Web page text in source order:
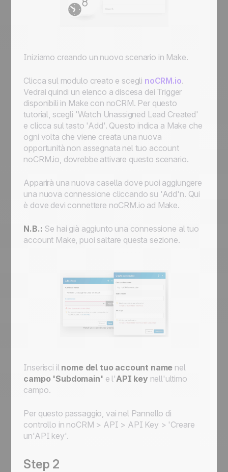
Iniziamo creando un nuovo scenario in Make.
Clicca sul modulo creato e scegli noCRM.io.
Vedrai quindi un elenco a discesa dei Trigger
disponibili in Make con noCRM. Per questo
tutorial, scegli 'Watch Unassigned Lead Created'
e clicca sul tasto 'Add'. Questo indica a Make che
ogni volta che viene creata una nuova
opportunità non assegnata nel tuo account
noCRM.io, dovrebbe attivare questo scenario.
Apparirà una nuova casella dove puoi aggiungere
una nuova connessione cliccando su 'Add'n. Qui
è dove devi connettere noCRM.io ad Make.
N.B.: Se hai già aggiunto una connessione al tuo
account Make, puoi saltare questa sezione.
Inserisci il nome del tuo account name nel
campo 'Subdomain' e l'API key nell'ultimo
campo.
Per questo passaggio, vai nel Pannello di
controllo in noCRM > API > API Key > 'Creare
un'API key'.
Step 2